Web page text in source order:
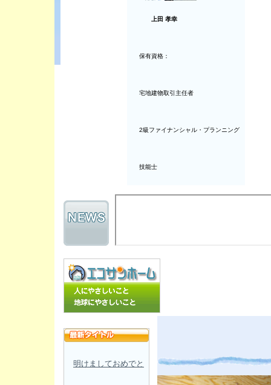
上田 孝幸
保有資格：
宅地建物取引主任者
2級ファイナンシャル・プランニング
技能士
明けましておめでと